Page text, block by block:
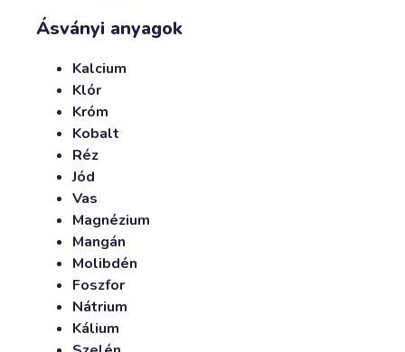
Ásványi anyagok
Kalcium
Klór
Króm
Kobalt
Réz
Jód
Vas
Magnézium
Mangán
Molibdén
Foszfor
Nátrium
Kálium